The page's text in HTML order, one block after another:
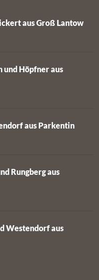
aus Groß Lantow
und Höpfner aus
aus Parkentin
Rungberg aus
Westendorf aus